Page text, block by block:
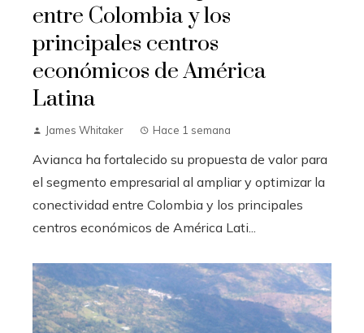
entre Colombia y los
principales centros
económicos de América
Latina
James Whitaker Hace 1 semana
Avianca ha fortalecido su propuesta de valor para
el segmento empresarial al ampliar y optimizar la
conectividad entre Colombia y los principales
centros económicos de América Lati...